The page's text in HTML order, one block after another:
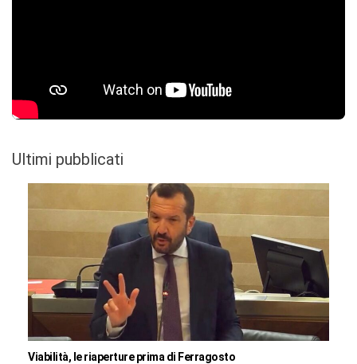
Ultimi pubblicati
Viabilità, le riaperture prima di Ferragosto